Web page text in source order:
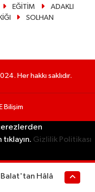
EĞİTİM
ADAKLI
KİĞI
SOLHAN
Her hakkı saklıdır.
Bilişim
Gizlilik Politikası
Balat'tan Hâlâ